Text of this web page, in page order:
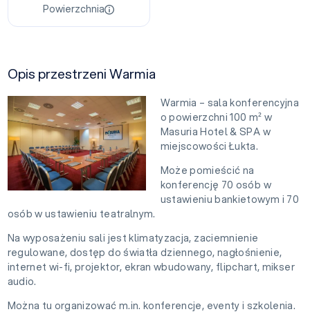
Powierzchnia
Opis przestrzeni Warmia
Warmia – sala konferencyjna
o powierzchni 100 m² w
Masuria Hotel & SPA w
miejscowości Łukta.
Może pomieścić na
konferencję 70 osób w
ustawieniu bankietowym i 70
osób w ustawieniu teatralnym.
Na wyposażeniu sali jest klimatyzacja, zaciemnienie
regulowane, dostęp do światła dziennego, nagłośnienie,
internet wi-fi, projektor, ekran wbudowany, flipchart, mikser
audio.
Można tu organizować m.in. konferencje, eventy i szkolenia.